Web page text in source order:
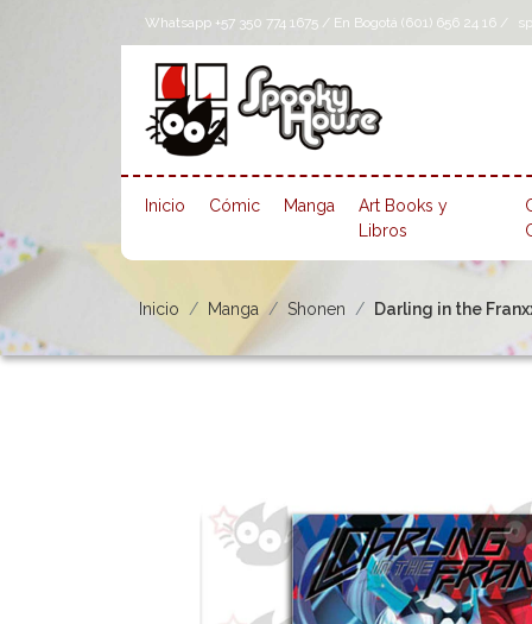
Whatsapp +57 350 774 1675 / En Bogotá (601) 656 24 16 /
Inicio Cómic Manga
Art Books y
Libros
Inicio Manga Shonen Darling in the